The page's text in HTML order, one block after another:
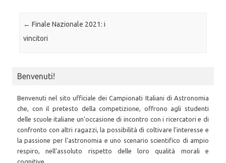
Post navigation
← Finale Nazionale 2021: i
vincitori
Benvenuti!
Benvenuti nel sito ufficiale dei Campionati Italiani di Astronomia
che, con il pretesto della competizione, offrono agli studenti
delle scuole italiane un’occasione di incontro con i ricercatori e di
confronto con altri ragazzi, la possibilità di coltivare l’interesse e
la passione per l’astronomia e uno scenario scientifico di ampio
respiro, nell’assoluto rispetto delle loro qualità morali e
cognitive.